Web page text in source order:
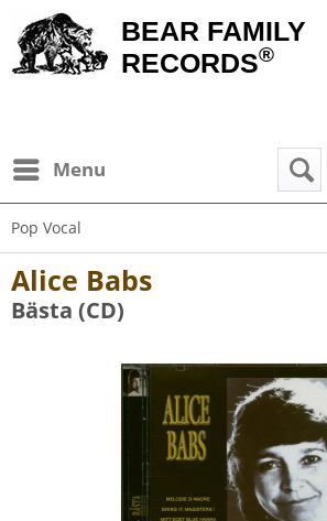
BEAR FAMILY
RECORDS®
Menu
Pop Vocal
Alice Babs
Bästa (CD)